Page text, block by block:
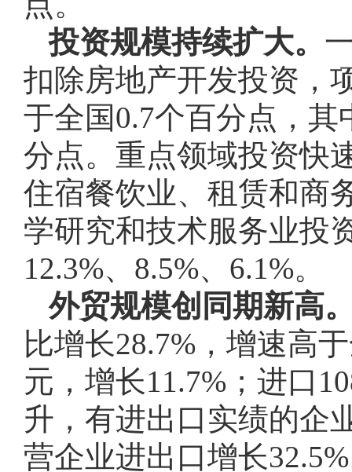
投资规模持续扩大。
扣除房地产开发投资，
于全国0.7个百分点，其
分点。重点领域投资快
住宿餐饮业、租赁和商
学研究和技术服务业投
12.3%、8.5%、6.1%。
外贸规模创同期新高
比增长28.7%，增速高
元，增长11.7%；进口
升，有进出口实绩的企
营企业进出口增长